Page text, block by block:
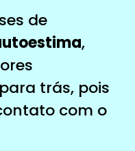
de
,
trás, pois
com o